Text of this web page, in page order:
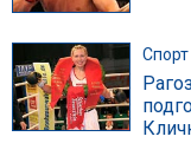
Спорт